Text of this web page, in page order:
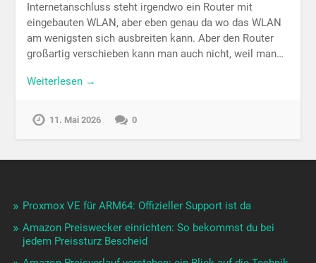
Internetanschluss steht irgendwo ein Router mit
eingebauten WLAN, aber eben genau da wo das WLAN
am wenigsten sich ausbreiten kann. Aber den Router
großartig verschieben kann man auch nicht, weil man…
Weiterlesen →
11. Mai 2026 0
Proxmox VE für ARM64: Offizieller Support ist da
Amazon Preiswecker einrichten: So bekommst du bei
jedem Preissturz Bescheid